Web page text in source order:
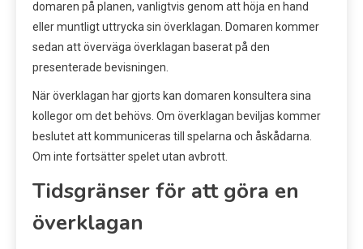
domaren på planen, vanligtvis genom att höja en hand
eller muntligt uttrycka sin överklagan. Domaren kommer
sedan att överväga överklagan baserat på den
presenterade bevisningen.
När överklagan har gjorts kan domaren konsultera sina
kollegor om det behövs. Om överklagan beviljas kommer
beslutet att kommuniceras till spelarna och åskådarna.
Om inte fortsätter spelet utan avbrott.
Tidsgränser för att göra en
överklagan